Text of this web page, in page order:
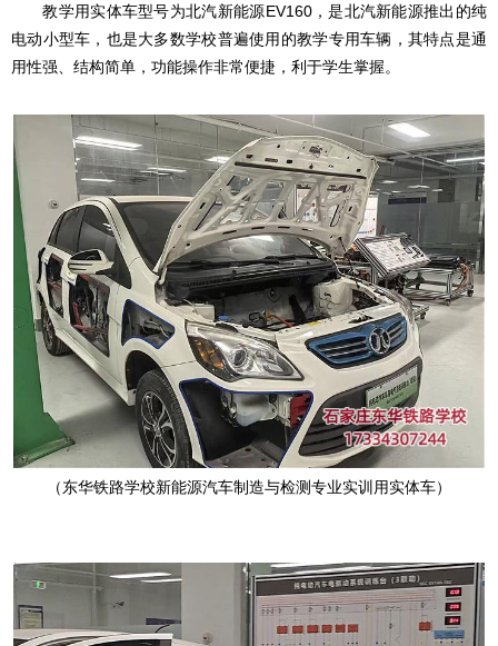
教学用实体车型号为北汽新能源EV160，是北汽新能源推出的纯
电动小型车，也是大多数学校普遍使用的教学专用车辆，其特点是通
用性强、结构简单，功能操作非常便捷，利于学生掌握。
（东华铁路学校新能源汽车制造与检测专业实训用实体车）